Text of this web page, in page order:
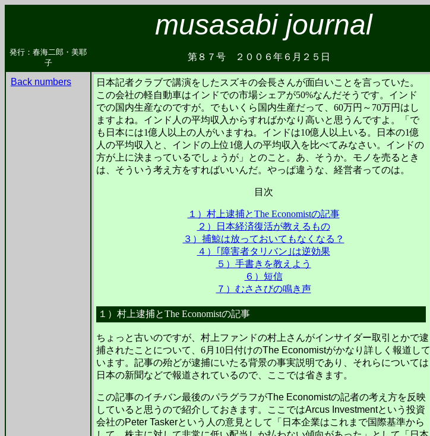
musasabi journal
発行：春海二郎・美耶
子
第８７号 ２００６年６月２５日
Back numbers
日本記者クラブで講演をしたスズキの会長さんが面白いことを言っていた。
この会社の軽自動車はインドでの市場シェアが50%なんだそうです。インド
での国内生産なのですが。でもいくら国内生産だって、60万円～70万円はし
ますよね。インド人の平均収入からすればかなり高いと思うんですよ。「で
も日本には1億人以上の人がいますね。インドは10億人以上いる。日本の1億
人の平均収入と、インドの上位1億人の平均収入を比べてみなさい。インドの
方が上に決まっているでしょうが」とのこと。あ、そうか。モノを売るとき
は、そういう考え方をすればいいんだ。やっぱ違うな、経営者ってのは。
目次
１）村上逮捕とThe Economistの記事
２）日本経済復活が教えるもの
３）捕鯨は放っておいてもなくなる？
４）｢障害者タリバン｣は逆効果
５）手書きを教えよう
６）短信
７）むささびの鳴き声
１）村上逮捕とThe Economistの記事
ちょっと古いのですが、村上ファンドの村上さんがインサイダー取引とかで逮
捕されたことについて、6月10日付けのThe Economistがかなり詳しく報道して
います。記事の殆どが逮捕にいたる背景の事実説明であり、それらについては
日本の新聞などで報道されているので、ここでは省きます。
この記事のイチバン最後のパラグラフがThe Economistの記者の考え方を反映
していると思うので紹介しておきます。ここではArcus Investmentという投資
会社のPeter Taskerという人の意見として「日本企業はこれまで国際基準から